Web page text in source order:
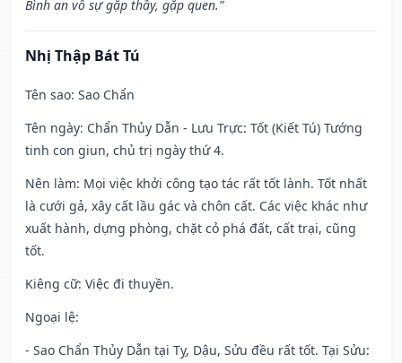
Bình an vô sự gặp thầy, gặp quen.”
Nhị Thập Bát Tú
Tên sao: Sao Chẩn
Tên ngày: Chẩn Thủy Dẫn - Lưu Trực: Tốt (Kiết Tú) Tướng
tinh con giun, chủ trị ngày thứ 4.
Nên làm: Mọi việc khởi công tạo tác rất tốt lành. Tốt nhất
là cưới gả, xây cất lầu gác và chôn cất. Các việc khác như
xuất hành, dựng phòng, chặt cỏ phá đất, cất trại, cũng
tốt.
Kiêng cữ: Việc đi thuyền.
Ngoại lệ:
- Sao Chẩn Thủy Dẫn tại Tỵ, Dậu, Sửu đều rất tốt. Tại Sửu: